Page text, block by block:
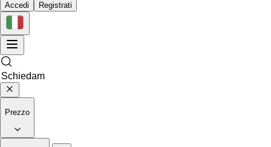
Accedi Registrati
Prezzo